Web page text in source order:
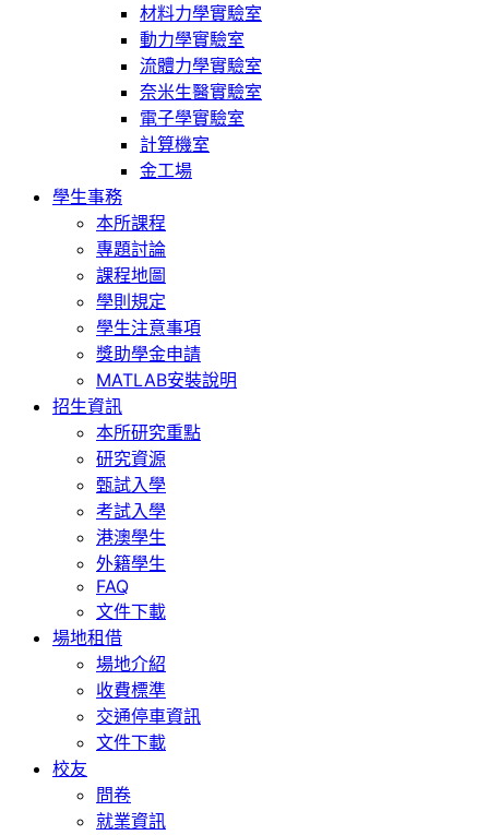
材料力學實驗室
動力學實驗室
流體力學實驗室
奈米生醫實驗室
電子學實驗室
計算機室
金工場
學生事務
本所課程
專題討論
課程地圖
學則規定
學生注意事項
獎助學金申請
MATLAB安裝說明
招生資訊
本所研究重點
研究資源
甄試入學
考試入學
港澳學生
外籍學生
FAQ
文件下載
場地租借
場地介紹
收費標準
交通停車資訊
文件下載
校友
問卷
就業資訊